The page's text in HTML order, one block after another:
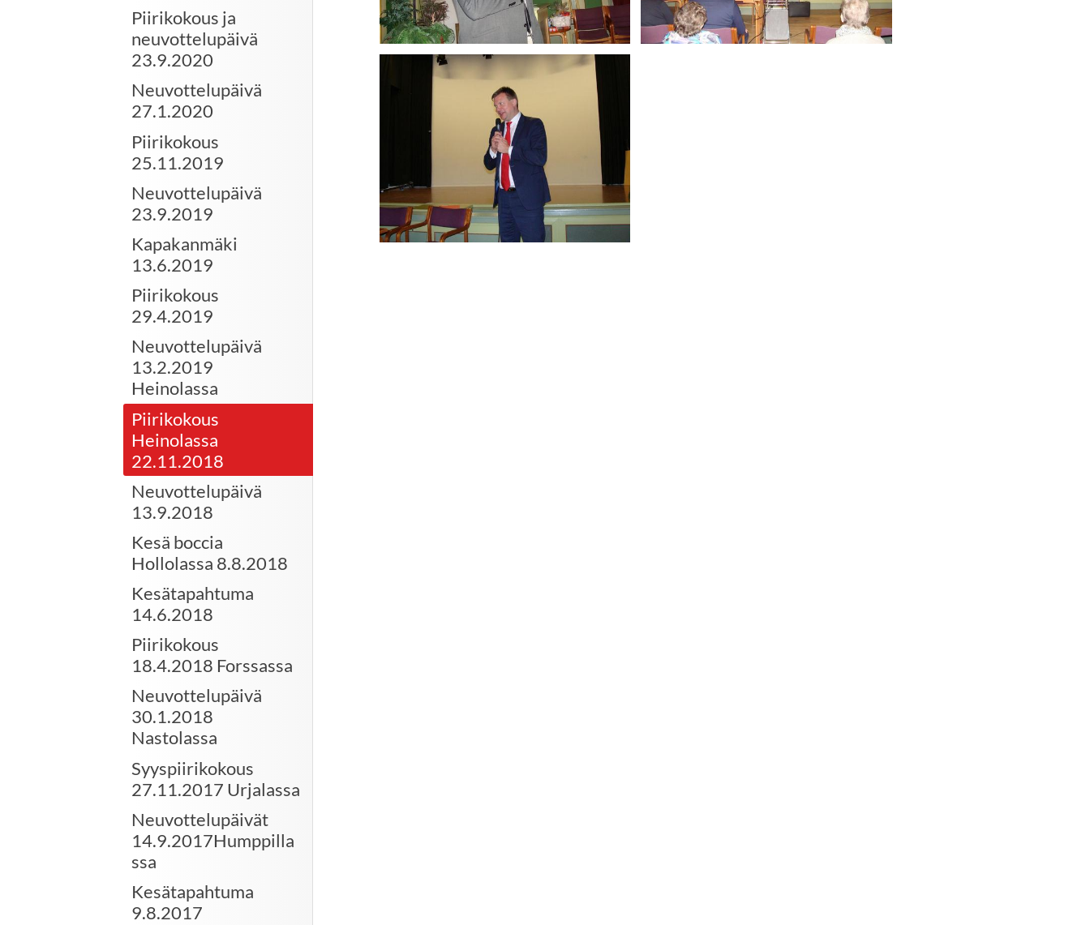
Piirikokous ja
neuvottelupäivä
23.9.2020
Neuvottelupäivä
27.1.2020
Piirikokous
25.11.2019
Neuvottelupäivä
23.9.2019
Kapakanmäki
13.6.2019
Piirikokous
29.4.2019
Neuvottelupäivä
13.2.2019
Heinolassa
Piirikokous
Heinolassa
22.11.2018
Neuvottelupäivä
13.9.2018
Kesä boccia
Hollolassa 8.8.2018
Kesätapahtuma
14.6.2018
Piirikokous
18.4.2018 Forssassa
Neuvottelupäivä
30.1.2018
Nastolassa
Syyspiirikokous
27.11.2017 Urjalassa
Neuvottelupäivät
14.9.2017Humppilla
ssa
Kesätapahtuma
9.8.2017